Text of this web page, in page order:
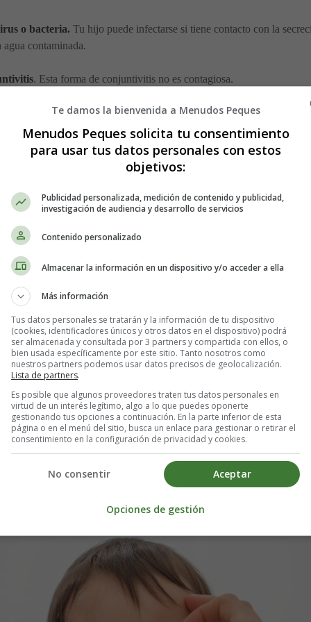
o bacteria. Tu hijo puede infectarse si tiene contacto con la
contaminada.
. Esta forma de conjuntivitis no es contagiosa.
obstruidoso estrechados, causando una secreción pegajosa. No es
o conjuntivitis, por lo que es aconsejable consultar a un médico
conjuntivitis en los bebés?
los párpados hinchados o pegados y frotándose los ojos
? Estos
por el picor de ojos. Sin embargo, la conjuntivitis no provoca dolor
hay que observar el aspecto de las secreciones lagrimales.
e hinchazón de la superficie del ojo
. Esto generalmente
ambos ojos se verán afectados. Se sentirán arenosos. Las
el lagrimeo es continuo y espeso durante todo el día.
pueden verse afectados. El ojo estará rojo y con picazón. las
otros síntomas de alergia, como picazón, secreción nasal o
ojos que se seca mientras el niño está dormido
y una costra
Te damos la bienvenida a Menudos Peques
Menudos Peques solicita tu consentimiento
para usar tus datos personales con estos
objetivos:
Publicidad personalizada, medición de contenido y publicidad,
investigación de audiencia y desarrollo de servicios
Contenido personalizado
Almacenar la información en un dispositivo y/o acceder a ella
Más información
Tus datos personales se tratarán y la información de tu dispositivo
(cookies, identificadores únicos y otros datos en el dispositivo) podrá
ser almacenada y consultada por 3 partners y compartida con ellos, o
bien usada específicamente por este sitio. Tanto nosotros como
nuestros partners podemos usar datos precisos de geolocalización.
Lista de partners.
Es posible que algunos proveedores traten tus datos personales en
virtud de un interés legítimo, algo a lo que puedes oponerte
gestionando tus opciones a continuación. En la parte inferior de esta
página o en el menú del sitio, busca un enlace para gestionar o retirar el
consentimiento en la configuración de privacidad y cookies.
Aceptar
No consentir
Opciones de gestión